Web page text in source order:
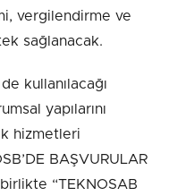
vergilendirme ve
sağlanacak.
kullanılacağı
yapılarını
hizmetleri
BAŞVURULAR
“TEKNOSAB